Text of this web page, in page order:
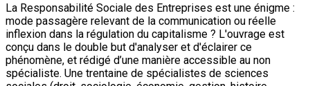
La Responsabilité Sociale des Entreprises est une énigme :
mode passagère relevant de la communication ou réelle
inflexion dans la régulation du capitalisme ? L'ouvrage est
conçu dans le double but d'analyser et d'éclairer ce
phénomène, et rédigé d’une manière accessible au non
spécialiste. Une trentaine de spécialistes de sciences